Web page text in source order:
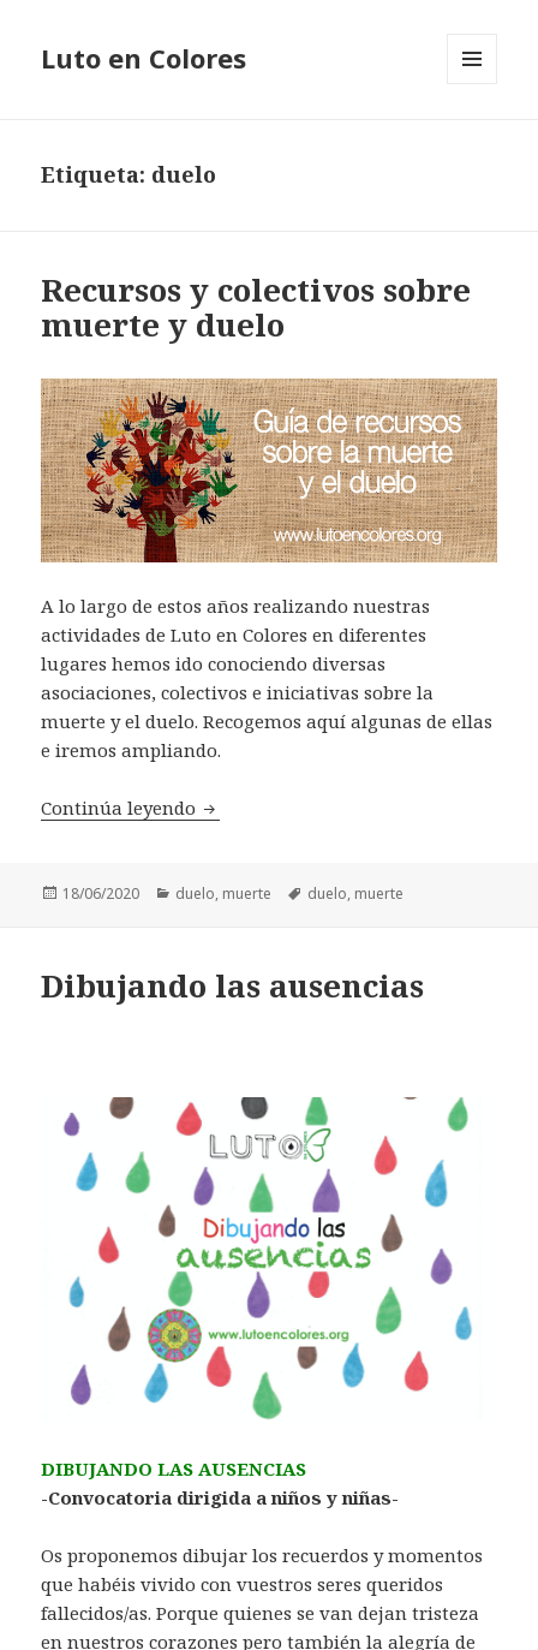
Luto en Colores
Etiqueta: duelo
Recursos y colectivos sobre
muerte y duelo
A lo largo de estos años realizando nuestras
actividades de Luto en Colores en diferentes
lugares hemos ido conociendo diversas
asociaciones, colectivos e iniciativas sobre la
muerte y el duelo. Recogemos aquí algunas de ellas
e iremos ampliando.
Continúa leyendo Recursos y colectivos sobre muerte y
Publicado
18/06/2020 Categorías
duelo, muerte Etiquetas
duelo, muerte
Dibujando las ausencias
DIBUJANDO LAS AUSENCIAS
-Convocatoria dirigida a niños y niñas-
Os proponemos dibujar los recuerdos y momentos
que habéis vivido con vuestros seres queridos
fallecidos/as. Porque quienes se van dejan tristeza
en nuestros corazones pero también la alegría de